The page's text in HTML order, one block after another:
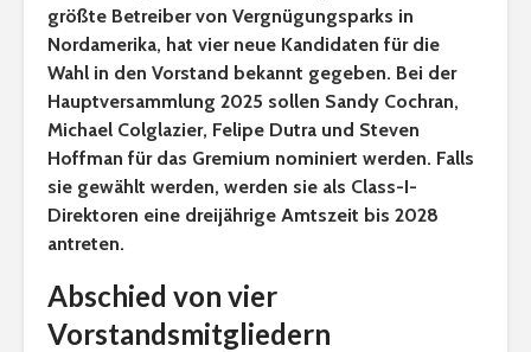
größte Betreiber von Vergnügungsparks in
Nordamerika, hat vier neue Kandidaten für die
Wahl in den Vorstand bekannt gegeben. Bei der
Hauptversammlung 2025 sollen Sandy Cochran,
Michael Colglazier, Felipe Dutra und Steven
Hoffman für das Gremium nominiert werden. Falls
sie gewählt werden, werden sie als Class-I-
Direktoren eine dreijährige Amtszeit bis 2028
antreten.
Abschied von vier
Vorstandsmitgliedern